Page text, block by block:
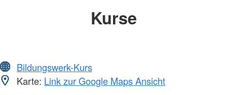
Kurse
Bildungswerk-Kurs
Karte: Link zur Google Maps Ansicht